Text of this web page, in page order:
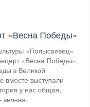
«Весна Победы»
«Полысаевец»
«Весна Победы»,
в Великой
вместе выступали
у нас общая,